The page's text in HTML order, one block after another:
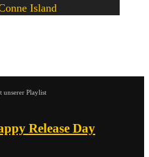
Island
unserer Playlist
Release Day